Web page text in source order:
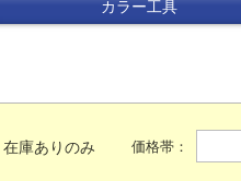
カラー工具
在庫ありのみ 価格帯：